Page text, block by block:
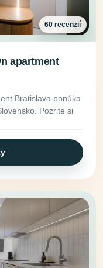
60 recenzií
apartment
Bratislava ponúka
Pozrite si